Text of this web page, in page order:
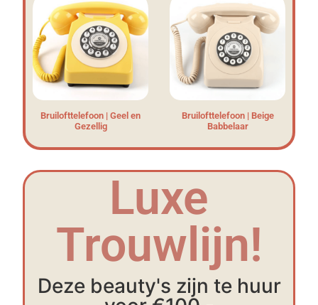
Bruilofttelefoon | Geel en
Gezellig
Bruilofttelefoon | Beige
Babbelaar
Luxe
Trouwlijn!
Deze beauty's zijn te huur